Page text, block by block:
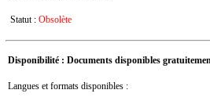
Statut : Obsolète
Disponibilité : Documents disponibles
Langues et formats disponibles :